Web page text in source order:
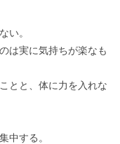
い。
は実に気持ちが楽なも
とと、体に力を入れな
中する。